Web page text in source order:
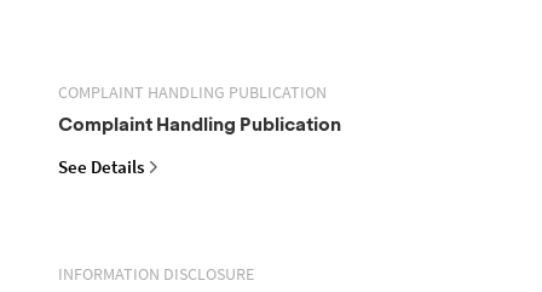
COMPLAINT HANDLING PUBLICATION
Complaint Handling Publication
See Details
INFORMATION DISCLOSURE